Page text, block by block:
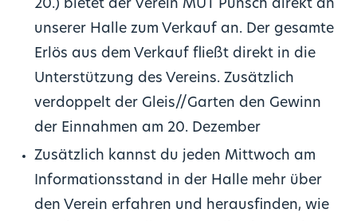
20.) bietet der Verein MUT Punsch direkt an
unserer Halle zum Verkauf an. Der gesamte
Erlös aus dem Verkauf fließt direkt in die
Unterstützung des Vereins. Zusätzlich
verdoppelt der Gleis//Garten den Gewinn
der Einnahmen am 20. Dezember
Zusätzlich kannst du jeden Mittwoch am
Informationsstand in der Halle mehr über
den Verein erfahren und herausfinden, wie